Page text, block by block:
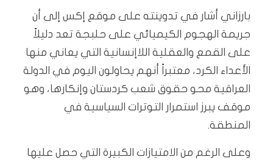
بارزاني أشار في تدوينته على موقع إكس إلى أن
جريمة الهجوم الكيميائي على حلبجة تعد دليلاً
على القمع والعقلية اللاإنسانية التي يعاني منها
الأعداء الكرد، معتبراً أنهم يحاولون اليوم في الدولة
العراقية محو حقوق شعب كردستان وإنكارها، وهو
موقف يبرز استمرار التوترات السياسية في
المنطقة.
وعلى الرغم من الامتيازات الكبيرة التي حصل عليها